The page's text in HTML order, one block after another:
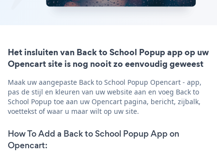
Het insluiten van Back to School Popup app op uw
Opencart site is nog nooit zo eenvoudig geweest
Maak uw aangepaste Back to School Popup Opencart - app,
pas de stijl en kleuren van uw website aan en voeg Back to
School Popup toe aan uw Opencart pagina, bericht, zijbalk,
voettekst of waar u maar wilt op uw site.
How To Add a Back to School Popup App on
Opencart: